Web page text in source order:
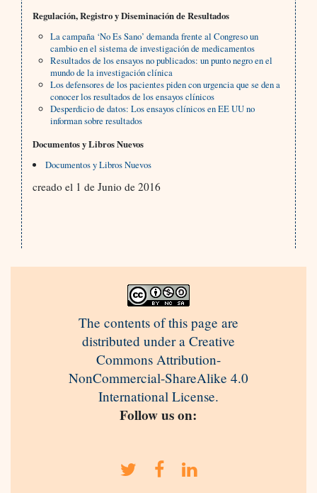
Regulación, Registro y Diseminación de Resultados
La campaña ‘No Es Sano’ demanda frente al Congreso un
cambio en el sistema de investigación de medicamentos
Resultados de los ensayos no publicados: un punto negro en el
mundo de la investigación clínica
Los defensores de los pacientes piden con urgencia que se den a
conocer los resultados de los ensayos clínicos
Desperdicio de datos: Los ensayos clínicos en EE UU no
informan sobre resultados
Documentos y Libros Nuevos
Documentos y Libros Nuevos
creado el 1 de Junio de 2016
The contents of this page are
distributed under a Creative
Commons Attribution-
NonCommercial-ShareAlike 4.0
International License.
Follow us on: